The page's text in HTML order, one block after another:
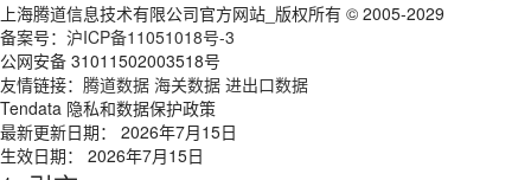
上海腾道信息技术有限公司官方网站_版权所有 © 2005-2029
备案号： 沪ICP备11051018号-3
公网安备 31011502003518号
友情链接： 腾道数据 海关数据 进出口数据
Tendata 隐私和数据保护政策
最新更新日期： 2026年7月15日
生效日期： 2026年7月15日